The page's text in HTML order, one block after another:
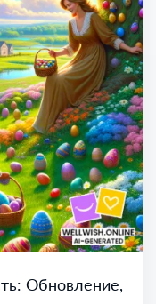
Обновление,